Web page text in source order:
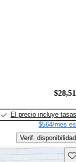
El precio incluye tasas
$564/mes
Verif. disponibilidad